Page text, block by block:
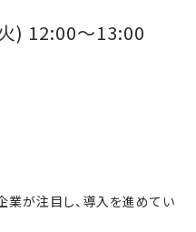
) 12:00〜13:00
業が注目し、導入を進めてい